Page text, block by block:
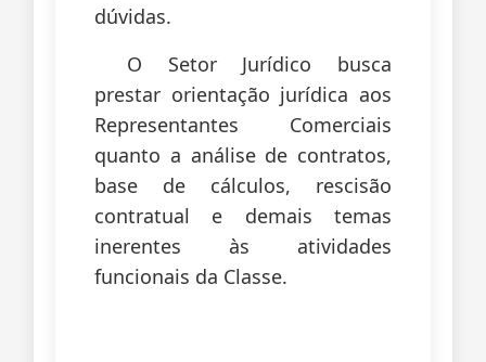
dúvidas.
O Setor Jurídico busca
prestar orientação jurídica aos
Representantes Comerciais
quanto a análise de contratos,
base de cálculos, rescisão
contratual e demais temas
inerentes às atividades
funcionais da Classe.